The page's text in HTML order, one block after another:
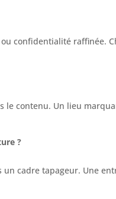
confidentialité raffinée.
le contenu. Un lieu
?
cadre tapageur. Une